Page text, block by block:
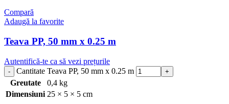
Compară
Adaugă la favorite
Teava PP, 50 mm x 0.25 m
Autentifică-te ca să vezi prețurile
Cantitate Teava PP, 50 mm x 0.25 m
Greutate
0,4 kg
Dimensiuni 25 × 5 × 5 cm